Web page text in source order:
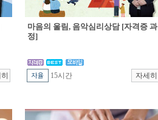
마음의 울림, 음악심리상담 [자격증 과
정]
15시간